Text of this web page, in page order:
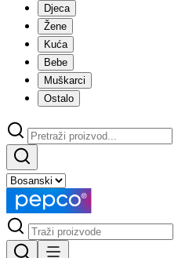
Djeca
Žene
Kuća
Bebe
Muškarci
Ostalo